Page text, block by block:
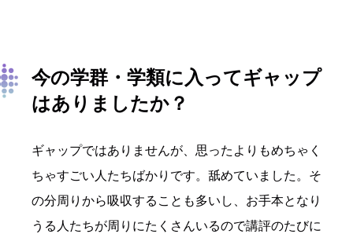
今の学群・学類に入ってギャップ
はありましたか？
ギャップではありませんが、思ったよりもめちゃく
ちゃすごい人たちばかりです。舐めていました。そ
の分周りから吸収することも多いし、お手本となり
うる人たちが周りにたくさんいるので講評のたびに